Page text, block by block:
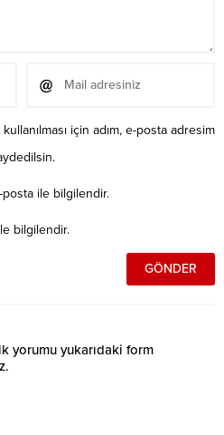
için adım, e-posta adresim
ile bilgilendir.
bilgilendir.
yorumu yukarıdaki form